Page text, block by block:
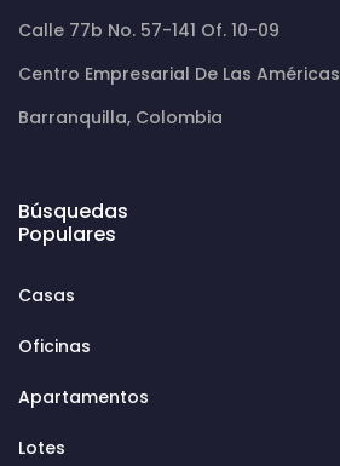
Calle 77b No. 57-141 Of. 10-09
Centro Empresarial De Las Américas
Barranquilla, Colombia
Búsquedas
Populares
Casas
Oficinas
Apartamentos
Lotes